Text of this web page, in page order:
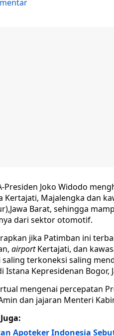
Presiden Joko Widodo
Kertajati, Majalengka dan
Barat, sehingga
dari sektor otomotif.
jika Patimban ini
airportKertajati, dan
terkoneksi saling
Istana Kepresidenan Bogor,
mengenai percepatan
dan jajaran Menteri
Apoteker Indonesia